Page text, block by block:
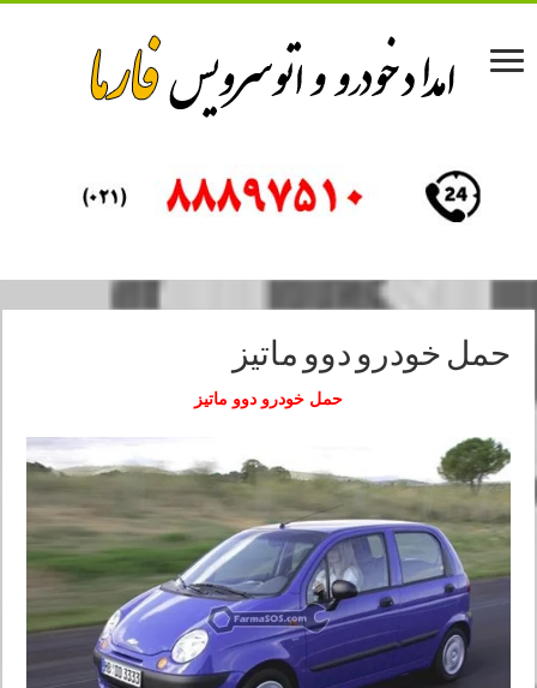
حمل خودرو دوو ماتیز
حمل خودرو دوو ماتیز